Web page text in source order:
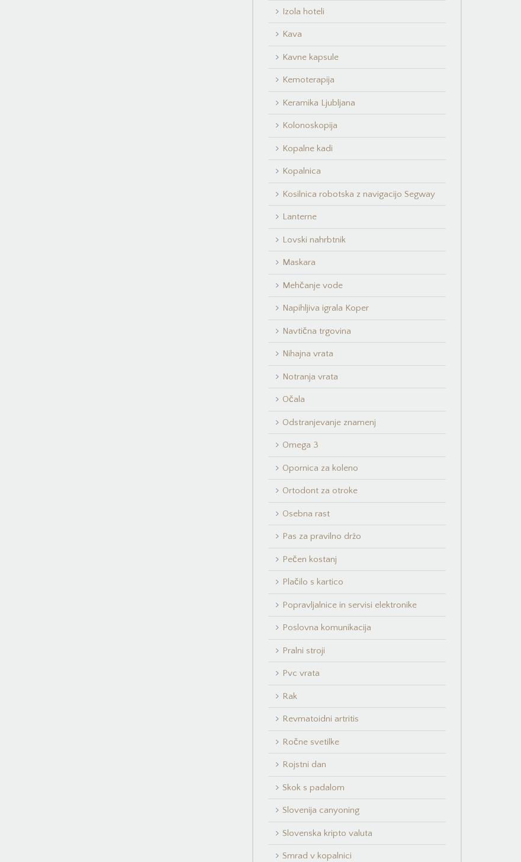
Izola hoteli
Kava
Kavne kapsule
Kemoterapija
Keramika Ljubljana
Kolonoskopija
Kopalne kadi
Kopalnica
Kosilnica robotska z navigacijo Segway
Lanterne
Lovski nahrbtnik
Maskara
Mehčanje vode
Napihljiva igrala Koper
Navtična trgovina
Nihajna vrata
Notranja vrata
Očala
Odstranjevanje znamenj
Omega 3
Opornica za koleno
Ortodont za otroke
Osebna rast
Pas za pravilno držo
Pečen kostanj
Plačilo s kartico
Popravljalnice in servisi elektronike
Poslovna komunikacija
Pralni stroji
Pvc vrata
Rak
Revmatoidni artritis
Ročne svetilke
Rojstni dan
Skok s padalom
Slovenija canyoning
Slovenska kripto valuta
Smrad v kopalnici